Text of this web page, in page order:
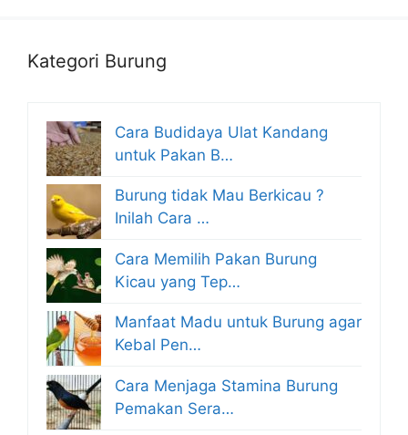
Kategori Burung
Cara Budidaya Ulat Kandang
untuk Pakan B…
Burung tidak Mau Berkicau ?
Inilah Cara …
Cara Memilih Pakan Burung
Kicau yang Tep…
Manfaat Madu untuk Burung agar
Kebal Pen…
Cara Menjaga Stamina Burung
Pemakan Sera…